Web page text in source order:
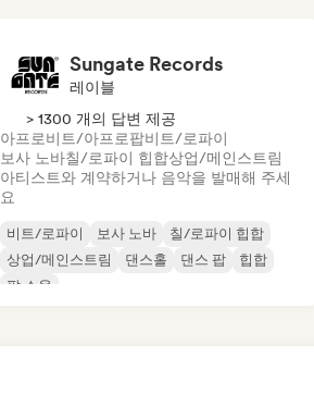
Sungate Records
레이블
> 1300 개의 답변 제공
아프로비트/아프로팝비트/로파이
보사 노바칠/로파이 힙합상업/메인스트림
아티스트와 계약하거나 음악을 발매해 주세
요
비트/로파이 보사 노바
칠/로파이 힙합
상업/메인스트림
댄스홀 댄스 팝
힙합
팝 소울